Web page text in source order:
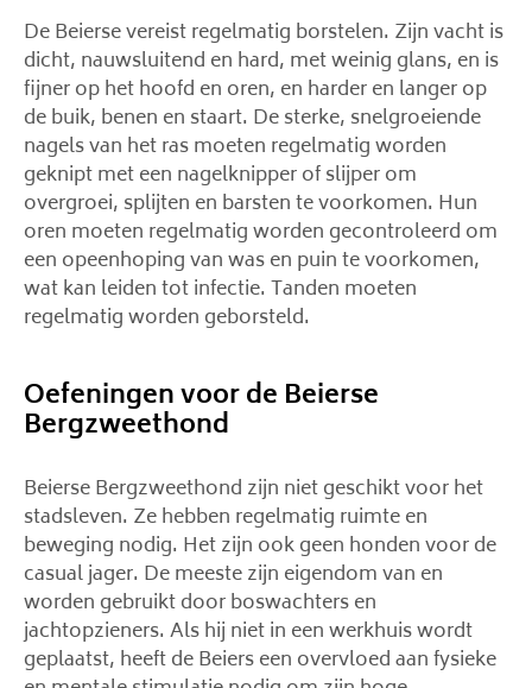
De Beierse vereist regelmatig borstelen. Zijn vacht is
dicht, nauwsluitend en hard, met weinig glans, en is
fijner op het hoofd en oren, en harder en langer op
de buik, benen en staart. De sterke, snelgroeiende
nagels van het ras moeten regelmatig worden
geknipt met een nagelknipper of slijper om
overgroei, splijten en barsten te voorkomen. Hun
oren moeten regelmatig worden gecontroleerd om
een ​​opeenhoping van was en puin te voorkomen,
wat kan leiden tot infectie. Tanden moeten
regelmatig worden geborsteld.
Oefeningen voor de Beierse
Bergzweethond
Beierse Bergzweethond zijn niet geschikt voor het
stadsleven. Ze hebben regelmatig ruimte en
beweging nodig. Het zijn ook geen honden voor de
casual jager. De meeste zijn eigendom van en
worden gebruikt door boswachters en
jachtopzieners. Als hij niet in een werkhuis wordt
geplaatst, heeft de Beiers een overvloed aan fysieke